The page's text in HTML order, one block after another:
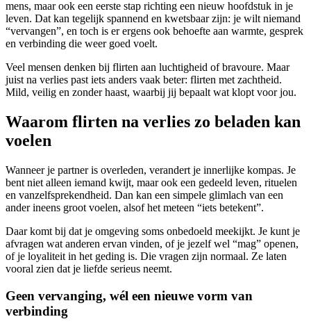
mens, maar ook een eerste stap richting een nieuw hoofdstuk in je
leven. Dat kan tegelijk spannend en kwetsbaar zijn: je wilt niemand
“vervangen”, en toch is er ergens ook behoefte aan warmte, gesprek
en verbinding die weer goed voelt.
Veel mensen denken bij flirten aan luchtigheid of bravoure. Maar
juist na verlies past iets anders vaak beter: flirten met zachtheid.
Mild, veilig en zonder haast, waarbij jij bepaalt wat klopt voor jou.
Waarom flirten na verlies zo beladen kan
voelen
Wanneer je partner is overleden, verandert je innerlijke kompas. Je
bent niet alleen iemand kwijt, maar ook een gedeeld leven, rituelen
en vanzelfsprekendheid. Dan kan een simpele glimlach van een
ander ineens groot voelen, alsof het meteen “iets betekent”.
Daar komt bij dat je omgeving soms onbedoeld meekijkt. Je kunt je
afvragen wat anderen ervan vinden, of je jezelf wel “mag” openen,
of je loyaliteit in het geding is. Die vragen zijn normaal. Ze laten
vooral zien dat je liefde serieus neemt.
Geen vervanging, wél een nieuwe vorm van
verbinding